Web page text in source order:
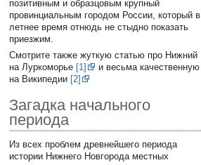
позитивным и образцовым крупный
провинциальным городом России, который в
летнее время отнюдь не стыдно показать
приезжим.
Смотрите также жуткую статью про Нижний
на Луркоморье [1]
и весьма качественную
на Википедии [2]
Загадка начального
периода
Из всех проблем древнейшего периода
истории Нижнего Новгорода местных